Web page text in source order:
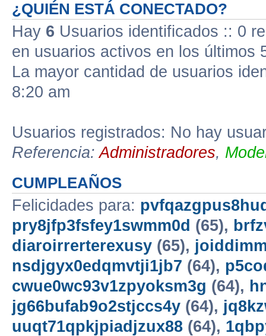
¿QUIÉN ESTÁ CONECTADO?
Hay 6 Usuarios identificados :: 0
en usuarios activos en los últimos
La mayor cantidad de usuarios
8:20 am
Usuarios registrados: No hay
Referencia:Administradores,
CUMPLEAÑOS
Felicidades para:
pry8jfp3fsfey1swmm0d (65),
diaroirrerterexusy (65),
nsdjgyx0edqmvtji1jb7 (64),
cwue0wc93v1zpyoksm3g (64),
jg66bufab9o2stjccs4y (64),
uuqt71qpkjpiadjzux88 (64),